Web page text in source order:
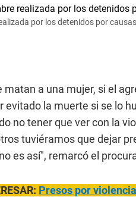
por los detenidos por
matan a una mujer, si el
evitado la muerte si se lo
no tener que ver con la
tuviéramos que dejar
es así", remarcó el
Presos por